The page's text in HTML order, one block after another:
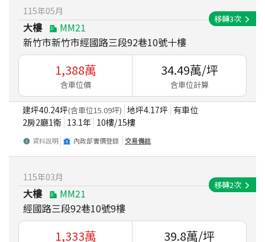
115年05月
大樓
MM21
新竹市新竹市經國路三段92巷10號十樓
移轉3次
1,388萬
含車位價
34.49萬/坪
含車位計算
建坪40.24坪(含車位15.09坪) 地坪4.17坪 有車位
2房2廳1衛 13.1年 10樓/15樓
資料說明 內政部實價登錄 交易備註
115年03月
大樓
MM21
經國路三段92巷10號9樓
移轉2次
1,333萬 39.8萬/坪